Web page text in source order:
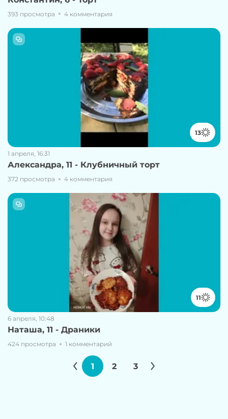
393 просмотра 4 комментария
13
1 апреля, 16:31
Александра, 11 - Клубничный торт
372 просмотра 4 комментария
11
6 апреля, 10:48
Наташа, 11 - Драники
424 просмотра 1 комментарий
1 2 3